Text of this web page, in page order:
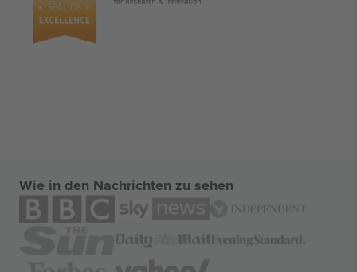
Wie in den Nachrichten zu sehen